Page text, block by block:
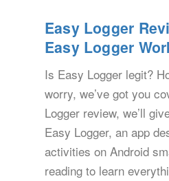
Easy Logger
Easy Logger
Is Easy Logger legit?
worry, we’ve got you
Logger review, we’ll
Easy Logger, an app
activities on Android
reading to learn